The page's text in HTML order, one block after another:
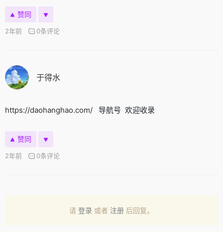
赞同
2年前 0条评论
于得水
https://daohanghao.com/ 导航号 欢迎收录
赞同
2年前 0条评论
请 登录 或者 注册 后回复。